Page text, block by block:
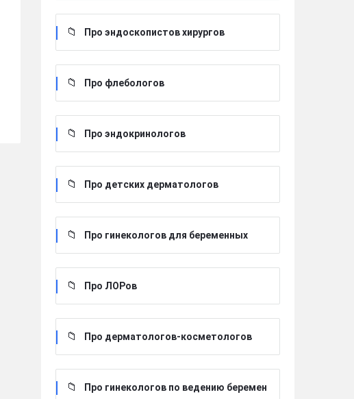
Про эндоскопистов хирургов
Про флебологов
Про эндокринологов
Про детских дерматологов
Про гинекологов для беременных
Про ЛОРов
Про дерматологов-косметологов
Про гинекологов по ведению беремен